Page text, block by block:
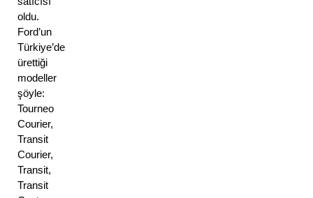
oldu.
Ford’un
Türkiye’de
ürettiği
modeller
şöyle:
Tourneo
Courier,
Transit
Courier,
Transit,
Transit